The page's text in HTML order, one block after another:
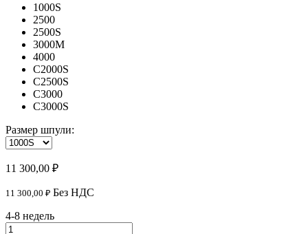
1000S
2500
2500S
3000M
4000
C2000S
C2500S
C3000
C3000S
Размер шпули:
11 300,00 ₽
11 300,00 ₽ Без НДС
4-8 недель